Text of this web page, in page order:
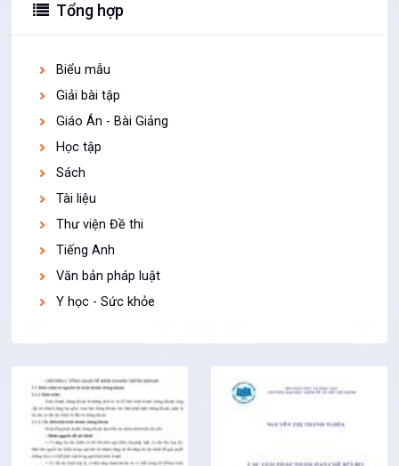
Tổng hợp
Biểu mẫu
Giải bài tập
Giáo Án - Bài Giảng
Học tập
Sách
Tài liệu
Thư viện Đề thi
Tiếng Anh
Văn bản pháp luật
Y học - Sức khỏe